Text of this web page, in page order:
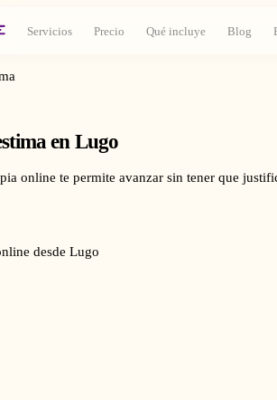
Servicios Precio Qué incluye Blog
en Lugo
online te permite avanzar sin tener que
desde Lugo